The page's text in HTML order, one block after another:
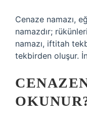
Cenaze namazı,
namazdır;
namazı, iftitah
tekbirden oluşur.